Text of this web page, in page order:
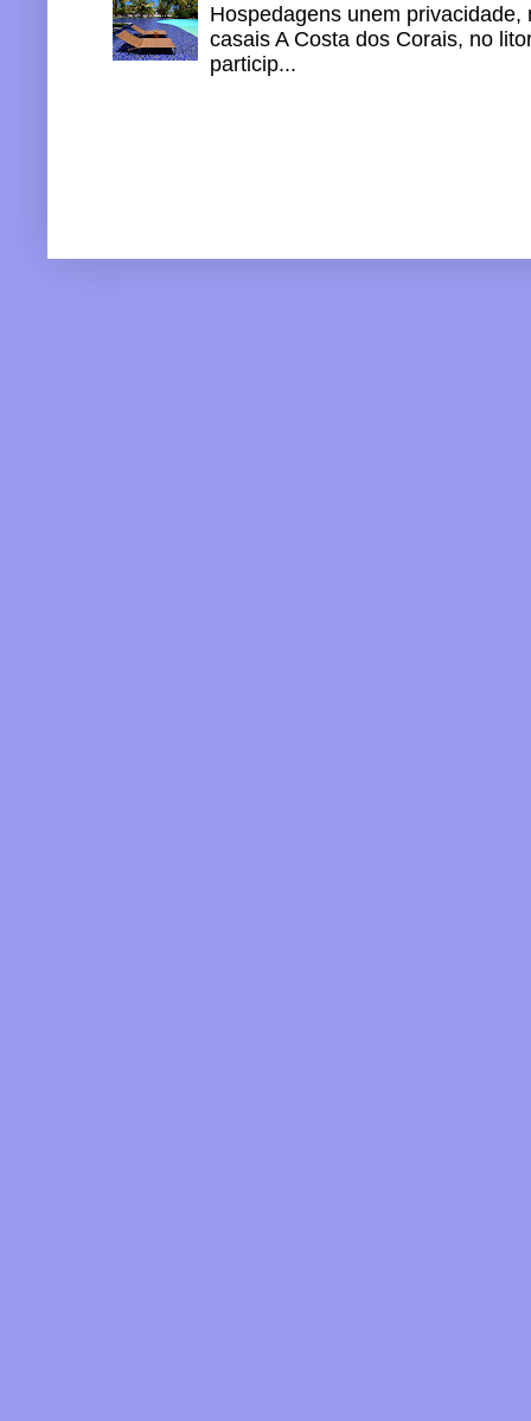
Hospedagens unem
casais A Costa dos Corais, no
particip...